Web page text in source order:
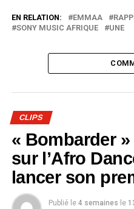
EN RELATION: EMMAA
SONY MUSIC AFRIQUE
UNE
CLIPS
« Bombarder
sur l’Afro
lancer son
Publié le 4 semaines le